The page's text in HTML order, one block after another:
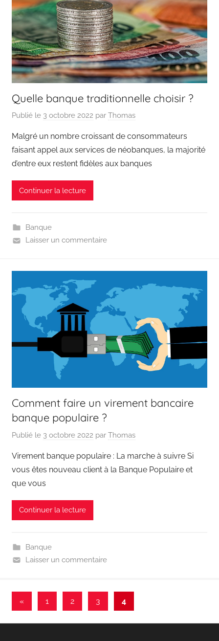
Quelle banque traditionnelle choisir ?
Publié le 3 octobre 2022 par Thomas
Malgré un nombre croissant de consommateurs
faisant appel aux services de néobanques, la majorité
d’entre eux restent fidèles aux banques
Continuer la lecture
Banque
Laisser un commentaire
Comment faire un virement bancaire
banque populaire ?
Publié le 3 octobre 2022 par Thomas
Virement banque populaire : La marche à suivre Si
vous êtes nouveau client à la Banque Populaire et
que vous
Continuer la lecture
Banque
Laisser un commentaire
Navigation
«Articles
1 2 3 4